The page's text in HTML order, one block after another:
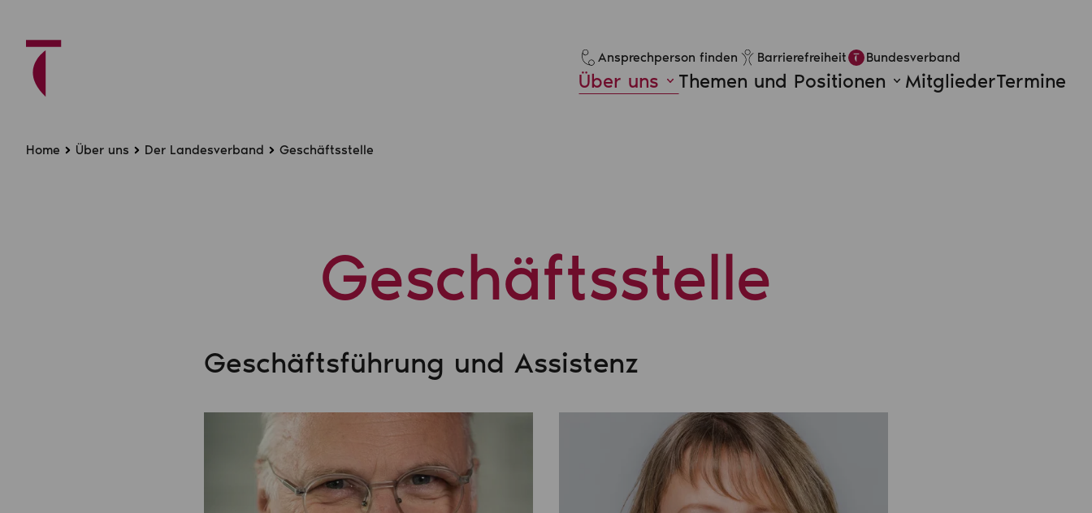
Ansprechperson finden Barrierefreiheit Bundesverband
Über uns Themen und Positionen MitgliederTermine
Home Über uns Der Landesverband Geschäftsstelle
Geschäftsstelle
Geschäftsführung und Assistenz